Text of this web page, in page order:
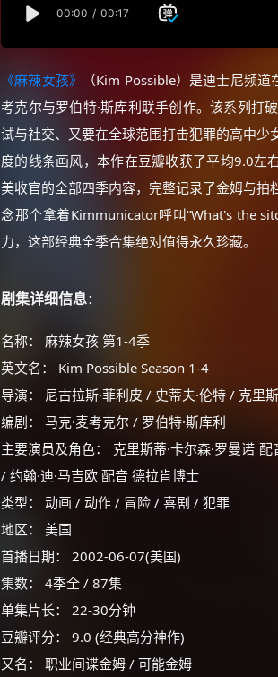
《麻辣女孩》
（Kim Possible）是迪士尼频
考克尔与罗伯特·斯库利联手创作。该系列打
试与社交、又要在全球范围打击犯罪的高中
度的线条画风，本作在豆瓣收获了平均9.0
美收官的全部四季内容，完整记录了金姆与
念那个拿着Kimmunicator呼叫“What's the
力，这部经典全季合集绝对值得永久珍藏。
剧集详细信息：
名称： 麻辣女孩 第1-4季
英文名： Kim Possible Season 1-4
导演： 尼古拉斯·菲利皮 / 史蒂夫·伦特 / 克里
编剧： 马克·麦考克尔 / 罗伯特·斯库利
主要演员及角色： 克里斯蒂·卡尔森·罗曼诺
/ 约翰·迪·马吉欧 配音 德拉肯博士
类型： 动画 / 动作 / 冒险 / 喜剧 / 犯罪
地区： 美国
首播日期： 2002-06-07(美国)
集数： 4季全 / 87集
单集片长： 22-30分钟
豆瓣评分： 9.0 (经典高分神作)
又名： 职业间谍金姆 / 可能金姆